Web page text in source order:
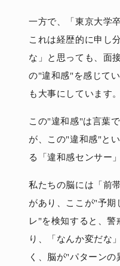
一方で、「東京大学
これは経歴的に申し
な」と思っても、面
の"違和感"を感じて
も大事にしています。
この"違和感"は言葉
が、この"違和感"と
る「違和感センサー
私たちの脳には「前
があり、ここが"予期
レ"を検知すると、警
り、「なんか変だな
く、脳が"パターン